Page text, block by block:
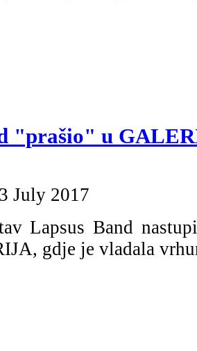
"prašio" u
July 2017
Lapsus Band
gdje je vladala